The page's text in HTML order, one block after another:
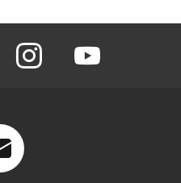
instagram youtube